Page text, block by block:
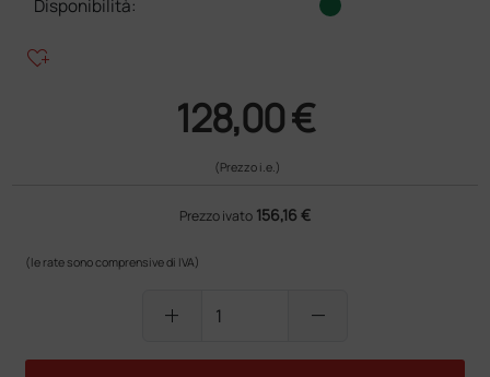
Disponibilità:
heart_plus
128,00 €
(Prezzo i.e.)
Prezzo ivato 156,16 €
(le rate sono comprensive di IVA)
add remove